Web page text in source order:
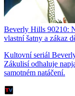
Beverly Hills 90210:
vlastní šatny a zákaz
Kultovní seriál
Zákulisí odhaluje
samotném natáčení.